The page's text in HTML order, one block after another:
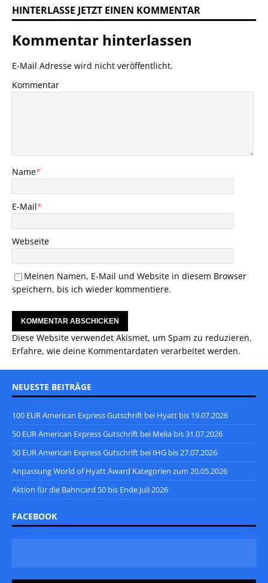
HINTERLASSE JETZT EINEN KOMMENTAR
Kommentar hinterlassen
E-Mail Adresse wird nicht veröffentlicht.
Kommentar
Name*
E-Mail*
Webseite
Meinen Namen, E-Mail und Website in diesem Browser
speichern, bis ich wieder kommentiere.
Diese Website verwendet Akismet, um Spam zu reduzieren.
Erfahre, wie deine Kommentardaten verarbeitet werden.
NEUESTE BEITRÄGE
100 EUR American Express Gutschrift bei Hyatt bis 19.07.2026
50 EUR American Express Gutschrift bei Melia bis 31.07.2026
50 EUR American Express Gutschrift bei IHG bis 27.07.2026
Anpassung World of Hyatt Award Kategorien zum 20.05.2026
Aktion für die Bahncard 50 bis Ende Juli 2026
FACEBOOK